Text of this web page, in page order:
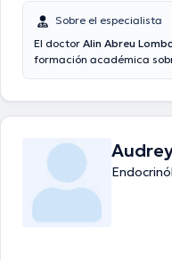
Sobre el especialista
El doctor Alin Abreu
formación académica
compartido importantes
médico.